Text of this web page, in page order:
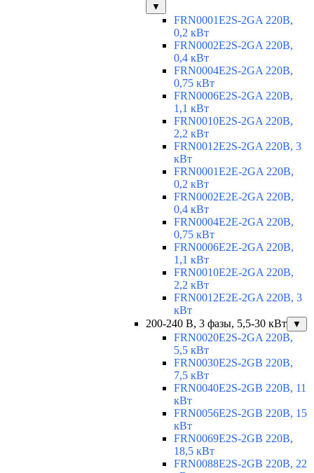
▼
FRN0001E2S-2GA 220В,
0,2 кВт
FRN0002E2S-2GA 220В,
0,4 кВт
FRN0004E2S-2GA 220В,
0,75 кВт
FRN0006E2S-2GA 220В,
1,1 кВт
FRN0010E2S-2GA 220В,
2,2 кВт
FRN0012E2S-2GA 220В, 3
кВт
FRN0001E2E-2GA 220В,
0,2 кВт
FRN0002E2E-2GA 220В,
0,4 кВт
FRN0004E2E-2GA 220В,
0,75 кВт
FRN0006E2E-2GA 220В,
1,1 кВт
FRN0010E2E-2GA 220В,
2,2 кВт
FRN0012E2E-2GA 220В, 3
кВт
200-240 В, 3 фазы, 5,5-30 кВт
▼
FRN0020E2S-2GA 220В,
5,5 кВт
FRN0030E2S-2GB 220В,
7,5 кВт
FRN0040E2S-2GB 220В, 11
кВт
FRN0056E2S-2GB 220В, 15
кВт
FRN0069E2S-2GB 220В,
18,5 кВт
FRN0088E2S-2GB 220В, 22